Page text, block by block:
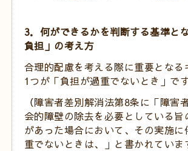
3．何ができるかを判断する基準と
負担」の考え方
合理的配慮を考える際に重要となる
1つが「負担が過重でないとき」です
（障害者差別解消法第8条に「障害
会的障壁の除去を必要としている旨
があった場合において、その実施に
重でないときは、」と 書かれていま